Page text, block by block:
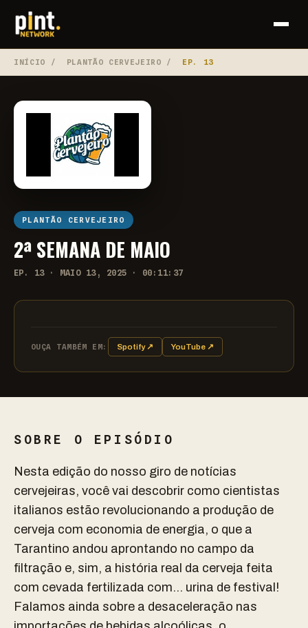
INÍCIO / PLANTÃO CERVEJEIRO / EP. 13
PLANTÃO CERVEJEIRO
2ª SEMANA DE MAIO
EP. 13 · MAIO 13, 2025 · 00:11:37
OUÇA TAMBÉM EM: Spotify ↗ YouTube ↗
SOBRE O EPISÓDIO
Nesta edição do nosso giro de notícias
cervejeiras, você vai descobrir como cientistas
italianos estão revolucionando a produção de
cerveja com economia de energia, o que a
Tarantino andou aprontando no campo da
filtração e, sim, a história real da cerveja feita
com cevada fertilizada com… urina de festival!
Falamos ainda sobre a desaceleração nas